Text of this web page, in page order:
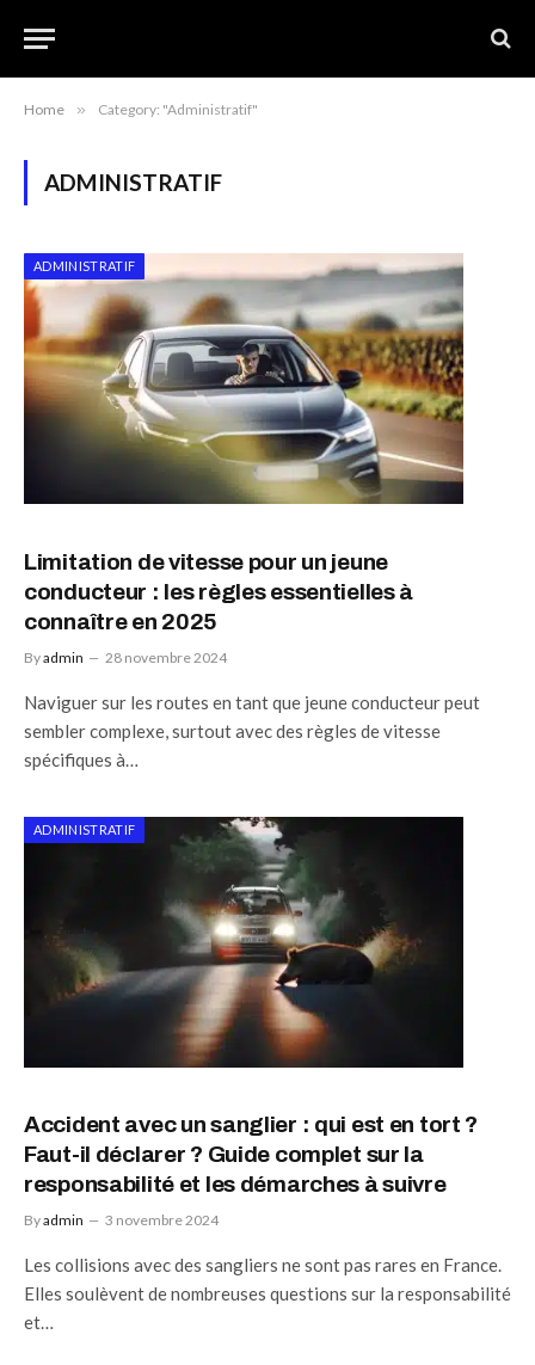
Home » Category: "Administratif"
ADMINISTRATIF
ADMINISTRATIF
Limitation de vitesse pour un jeune
conducteur : les règles essentielles à
connaître en 2025
Byadmin 28 novembre 2024
Naviguer sur les routes en tant que jeune conducteur peut
sembler complexe, surtout avec des règles de vitesse
spécifiques à…
ADMINISTRATIF
Accident avec un sanglier : qui est en tort ?
Faut-il déclarer ? Guide complet sur la
responsabilité et les démarches à suivre
Byadmin 3 novembre 2024
Les collisions avec des sangliers ne sont pas rares en France.
Elles soulèvent de nombreuses questions sur la responsabilité
et…